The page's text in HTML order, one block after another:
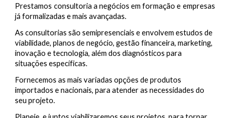
Prestamos consultoria a negócios em formação e empresas
já formalizadas e mais avançadas.
As consultorias são semipresenciais e envolvem estudos de
viabilidade, planos de negócio, gestão financeira, marketing,
inovação e tecnologia, além dos diagnósticos para
situações específicas.
Fornecemos as mais variadas opções de produtos
importados e nacionais, para atender as necessidades do
seu projeto.